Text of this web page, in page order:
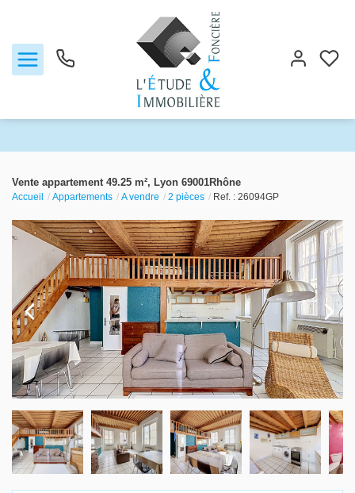
Biens vendus
Locations
Estimation
Gestion locative
Vente appartement 49.25 m², Lyon 69001Rhône
Accueil Appartements A vendre 2 pièces Ref. : 26094GP